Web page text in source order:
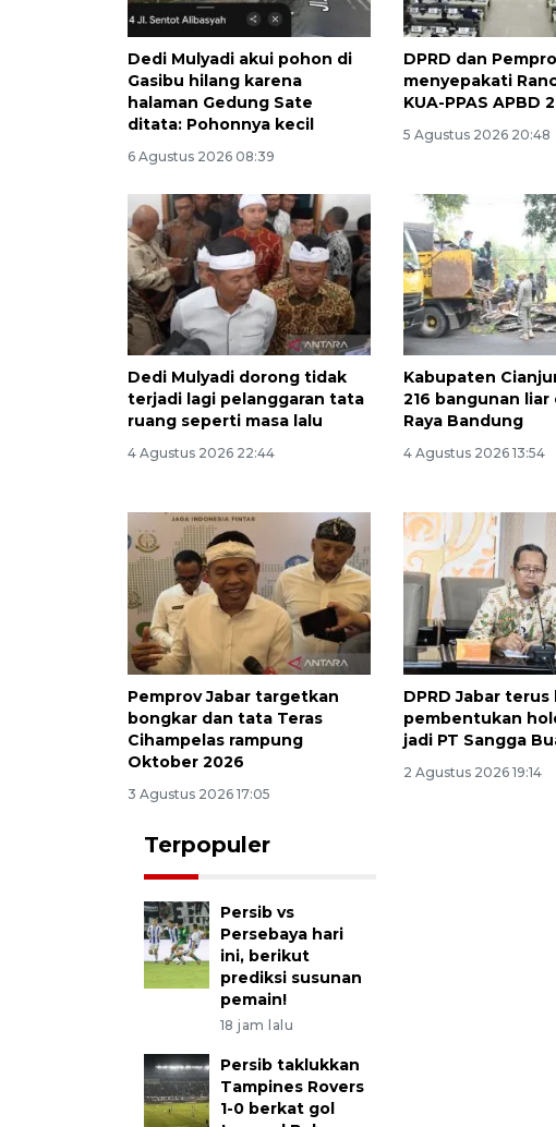
Dedi Mulyadi akui pohon di
Gasibu hilang karena
halaman Gedung Sate
ditata: Pohonnya kecil
6 Agustus 2026 08:39
DPRD dan
menyepakati
KUA-PPAS APBD
5 Agustus 2026 20:48
Dedi Mulyadi dorong tidak
terjadi lagi pelanggaran tata
ruang seperti masa lalu
4 Agustus 2026 22:44
Kabupaten
216 bangunan liar
Raya Bandung
4 Agustus 2026 13:54
Pemprov Jabar targetkan
bongkar dan tata Teras
Cihampelas rampung
Oktober 2026
3 Agustus 2026 17:05
DPRD Jabar terus
pembentukan
jadi PT Sangga
2 Agustus 2026 19:14
Terpopuler
Persib vs
Persebaya hari
ini, berikut
prediksi susunan
pemain!
18 jam lalu
Persib taklukkan
Tampines Rovers
1-0 berkat gol